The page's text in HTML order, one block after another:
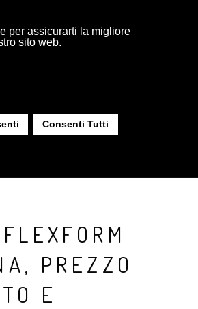
BIANCHERIA, TAPPETI E
DAVIDE GROPPI
QUI: HOME SHOP
PREZZO
E